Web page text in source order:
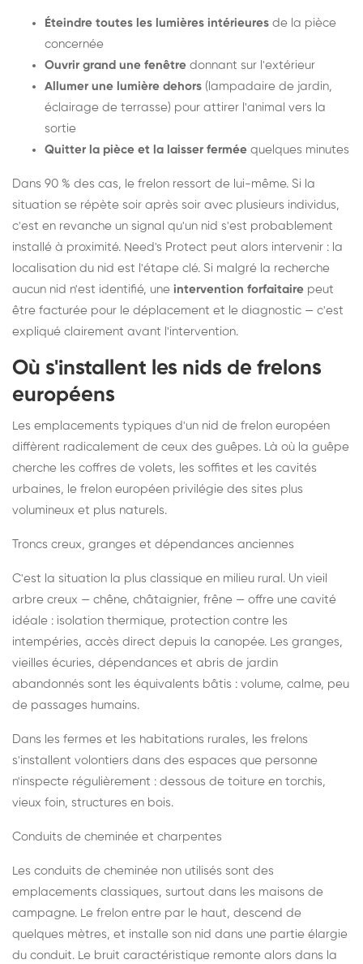
Éteindre toutes les lumières intérieures de la pièce
concernée
Ouvrir grand une fenêtre donnant sur l'extérieur
Allumer une lumière dehors (lampadaire de jardin,
éclairage de terrasse) pour attirer l'animal vers la
sortie
Quitter la pièce et la laisser fermée quelques minutes
Dans 90 % des cas, le frelon ressort de lui-même. Si la
situation se répète soir après soir avec plusieurs individus,
c'est en revanche un signal qu'un nid s'est probablement
installé à proximité. Need's Protect peut alors intervenir : la
localisation du nid est l'étape clé. Si malgré la recherche
aucun nid n'est identifié, une intervention forfaitaire peut
être facturée pour le déplacement et le diagnostic — c'est
expliqué clairement avant l'intervention.
Où s'installent les nids de frelons
européens
Les emplacements typiques d'un nid de frelon européen
diffèrent radicalement de ceux des guêpes. Là où la guêpe
cherche les coffres de volets, les soffites et les cavités
urbaines, le frelon européen privilégie des sites plus
volumineux et plus naturels.
Troncs creux, granges et dépendances anciennes
C'est la situation la plus classique en milieu rural. Un vieil
arbre creux — chêne, châtaignier, frêne — offre une cavité
idéale : isolation thermique, protection contre les
intempéries, accès direct depuis la canopée. Les granges,
vieilles écuries, dépendances et abris de jardin
abandonnés sont les équivalents bâtis : volume, calme, peu
de passages humains.
Dans les fermes et les habitations rurales, les frelons
s'installent volontiers dans des espaces que personne
n'inspecte régulièrement : dessous de toiture en torchis,
vieux foin, structures en bois.
Conduits de cheminée et charpentes
Les conduits de cheminée non utilisés sont des
emplacements classiques, surtout dans les maisons de
campagne. Le frelon entre par le haut, descend de
quelques mètres, et installe son nid dans une partie élargie
du conduit. Le bruit caractéristique remonte alors dans la